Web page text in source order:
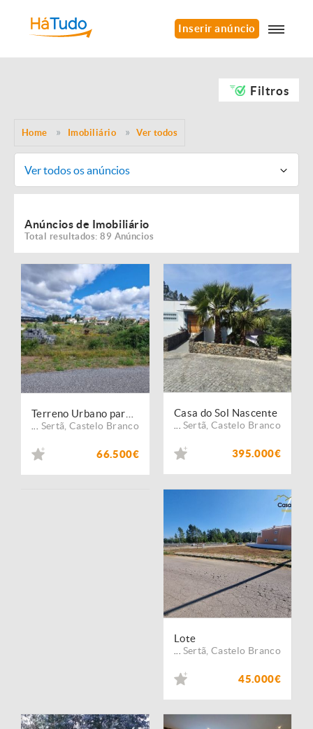
Inserir anúncio
Filtros
Home Imobiliário Ver todos
Ver todos os anúncios
Anúncios de Imobiliário
Total resultados: 89 Anúncios
Sertã ,Castelo Branco
66.500€
Casa do Sol Nascente
Sertã ,Castelo Branco
395.000€
Lote
Sertã ,Castelo Branco
45.000€